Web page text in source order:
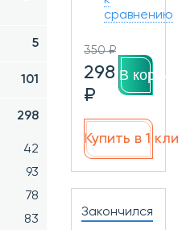
5
101
298
42
93
78
83
сравнению
350 ₽
298
₽
В
Купить в 1
Закончился